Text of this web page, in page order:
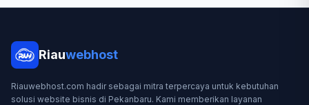
Riauwebhost
Riauwebhost.com hadir sebagai mitra terpercaya untuk kebutuhan
solusi website bisnis di Pekanbaru. Kami memberikan layanan